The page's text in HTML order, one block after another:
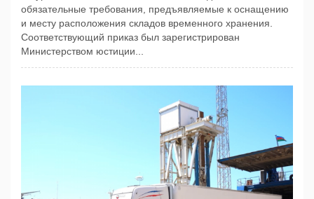
обязательные требования, предъявляемые к оснащению
и месту расположения складов временного хранения.
Соответствующий приказ был зарегистрирован
Министерством юстиции...